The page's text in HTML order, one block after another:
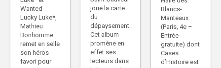
Wanted
Lucky Luke*,
Mathieu
Bonhomme
remet en selle
son héros
favori pour
joue la carte
du
dépaysement.
Cet album
promène en
effet ses
lecteurs dans
Blancs-
Manteaux
(Paris, 4e –
Entrée
gratuite) dont
Cases
d’Histoire est